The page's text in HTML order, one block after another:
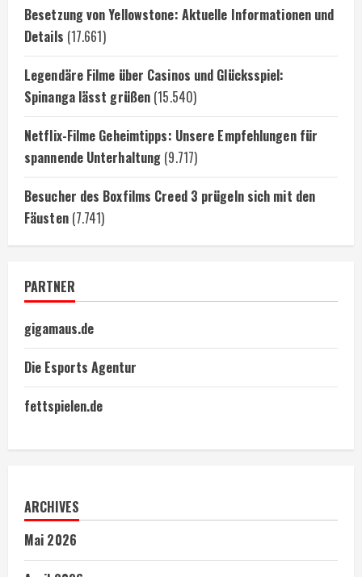
Besetzung von Yellowstone: Aktuelle Informationen und
Details (17.661)
Legendäre Filme über Casinos und Glücksspiel:
Spinanga lässt grüßen (15.540)
Netflix-Filme Geheimtipps: Unsere Empfehlungen für
spannende Unterhaltung (9.717)
Besucher des Boxfilms Creed 3 prügeln sich mit den
Fäusten (7.741)
PARTNER
gigamaus.de
Die Esports Agentur
fettspielen.de
ARCHIVES
Mai 2026